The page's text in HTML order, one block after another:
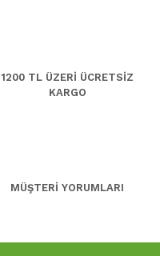
1200 TL ÜZERİ ÜCRETSİZ
KARGO
MÜŞTERİ YORUMLARI